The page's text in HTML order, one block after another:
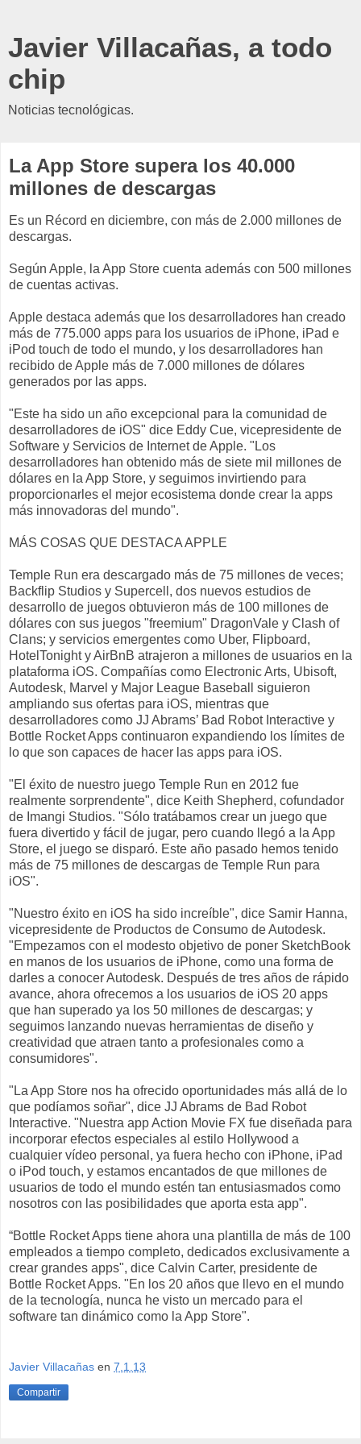
Javier Villacañas, a todo
chip
Noticias tecnológicas.
La App Store supera los 40.000
millones de descargas
Es un Récord en diciembre, con más de 2.000 millones de
descargas.
Según Apple, la App Store cuenta además con 500 millones
de cuentas activas.
Apple destaca además que los desarrolladores han creado
más de 775.000 apps para los usuarios de iPhone, iPad e
iPod touch de todo el mundo, y los desarrolladores han
recibido de Apple más de 7.000 millones de dólares
generados por las apps.
"Este ha sido un año excepcional para la comunidad de
desarrolladores de iOS" dice Eddy Cue, vicepresidente de
Software y Servicios de Internet de Apple. "Los
desarrolladores han obtenido más de siete mil millones de
dólares en la App Store, y seguimos invirtiendo para
proporcionarles el mejor ecosistema donde crear la apps
más innovadoras del mundo".
MÁS COSAS QUE DESTACA APPLE
Temple Run era descargado más de 75 millones de veces;
Backflip Studios y Supercell, dos nuevos estudios de
desarrollo de juegos obtuvieron más de 100 millones de
dólares con sus juegos "freemium" DragonVale y Clash of
Clans; y servicios emergentes como Uber, Flipboard,
HotelTonight y AirBnB atrajeron a millones de usuarios en la
plataforma iOS. Compañías como Electronic Arts, Ubisoft,
Autodesk, Marvel y Major League Baseball siguieron
ampliando sus ofertas para iOS, mientras que
desarrolladores como JJ Abrams’ Bad Robot Interactive y
Bottle Rocket Apps continuaron expandiendo los límites de
lo que son capaces de hacer las apps para iOS.
"El éxito de nuestro juego Temple Run en 2012 fue
realmente sorprendente", dice Keith Shepherd, cofundador
de Imangi Studios. "Sólo tratábamos crear un juego que
fuera divertido y fácil de jugar, pero cuando llegó a la App
Store, el juego se disparó. Este año pasado hemos tenido
más de 75 millones de descargas de Temple Run para
iOS".
"Nuestro éxito en iOS ha sido increíble", dice Samir Hanna,
vicepresidente de Productos de Consumo de Autodesk.
"Empezamos con el modesto objetivo de poner SketchBook
en manos de los usuarios de iPhone, como una forma de
darles a conocer Autodesk. Después de tres años de rápido
avance, ahora ofrecemos a los usuarios de iOS 20 apps
que han superado ya los 50 millones de descargas; y
seguimos lanzando nuevas herramientas de diseño y
creatividad que atraen tanto a profesionales como a
consumidores".
"La App Store nos ha ofrecido oportunidades más allá de lo
que podíamos soñar", dice JJ Abrams de Bad Robot
Interactive. "Nuestra app Action Movie FX fue diseñada para
incorporar efectos especiales al estilo Hollywood a
cualquier vídeo personal, ya fuera hecho con iPhone, iPad
o iPod touch, y estamos encantados de que millones de
usuarios de todo el mundo estén tan entusiasmados como
nosotros con las posibilidades que aporta esta app".
“Bottle Rocket Apps tiene ahora una plantilla de más de 100
empleados a tiempo completo, dedicados exclusivamente a
crear grandes apps", dice Calvin Carter, presidente de
Bottle Rocket Apps. "En los 20 años que llevo en el mundo
de la tecnología, nunca he visto un mercado para el
software tan dinámico como la App Store".
Javier Villacañas en 7.1.13
Compartir